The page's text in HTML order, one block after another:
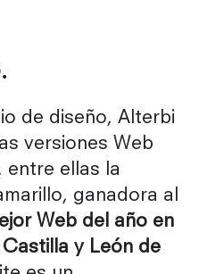
de diseño, Alterbi
versiones Web
entre ellas la
ganadora al
Web del año en
y León de